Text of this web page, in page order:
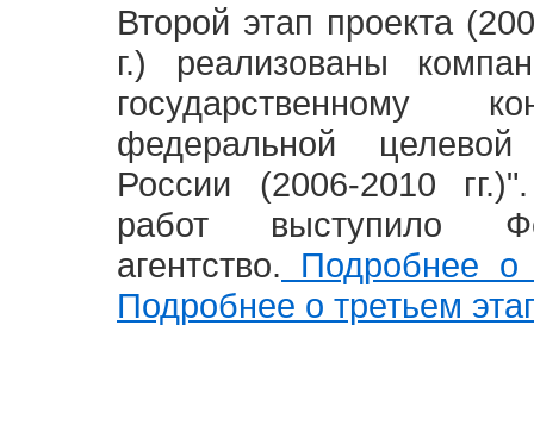
Второй этап проекта
г.) реализованы
государственному
федеральной
России (2006-2010
работ выступило
агентство. Подробнее о
Подробнее о третьем